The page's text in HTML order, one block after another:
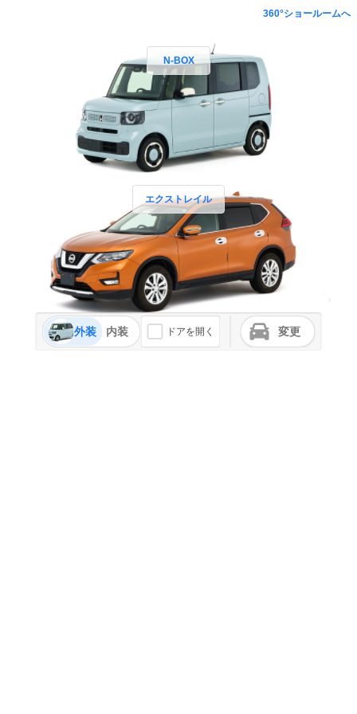
360°ショールームへ
N-BOX
エクストレイル
外装 内装 ドアを開く 変更